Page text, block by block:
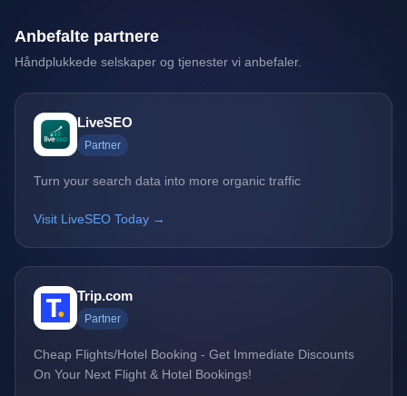
Anbefalte partnere
Håndplukkede selskaper og tjenester vi anbefaler.
LiveSEO
Partner
Turn your search data into more organic traffic
Visit LiveSEO Today →
Trip.com
Partner
Cheap Flights/Hotel Booking - Get Immediate Discounts
On Your Next Flight & Hotel Bookings!